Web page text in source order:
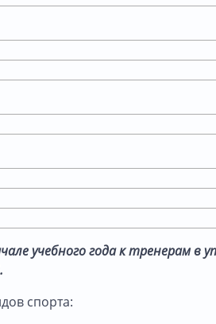
учебного года к тренерам в
спорта: